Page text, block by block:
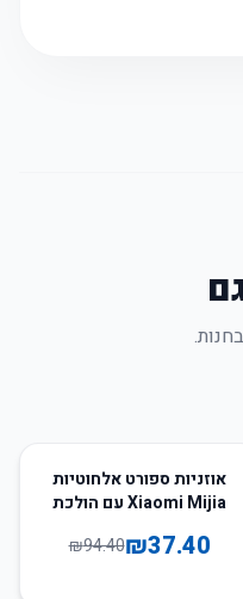
60
אוזניות ספורט אלחוטיות
Xiaomi Mijia עם הולכת
₪37.40
₪94.40